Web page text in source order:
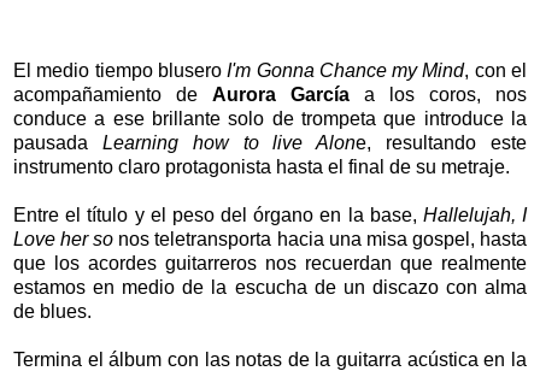
El medio tiempo bluseroI'm Gonna Chance my Mind, con el
acompañamiento de Aurora García a los coros, nos
conduce a ese brillante solo de trompeta que introduce la
pausada Learning how to live Alone, resultando este
instrumento claro protagonista hasta el final de su metraje.
Entre el título y el peso del órgano en la base, Hallelujah, I
Love her so nos teletransporta hacia una misa gospel, hasta
que los acordes guitarreros nos recuerdan que realmente
estamos en medio de la escucha de un discazo con alma
de blues.
Termina el álbum con las notas de la guitarra acústica en la